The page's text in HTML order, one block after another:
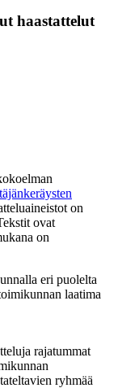
haastattelut
on
ovat
on
eri puolelta
laatima
rajatummat
ryhmää